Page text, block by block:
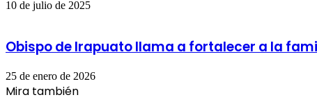
10 de julio de 2025
Obispo de Irapuato llama a fortalecer a la
25 de enero de 2026
Mira también